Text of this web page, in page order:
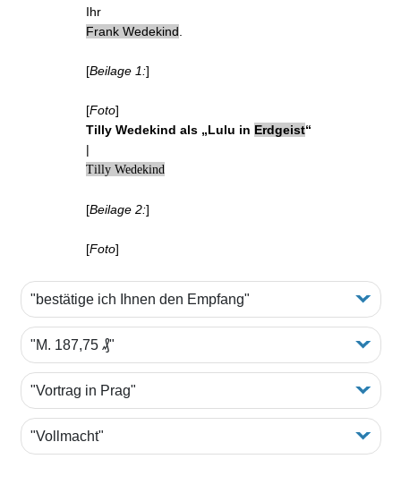
Ihr
Frank Wedekind
[Beilage 1:]
[Foto]
Tilly Wedekind als „Lulu in Erdgeist“
|
Tilly Wedekind
[Beilage 2:]
[Foto]
"bestätige ich Ihnen den Empfang"
"M. 187,75 ₰"
"Vortrag in Prag"
"Vollmacht"